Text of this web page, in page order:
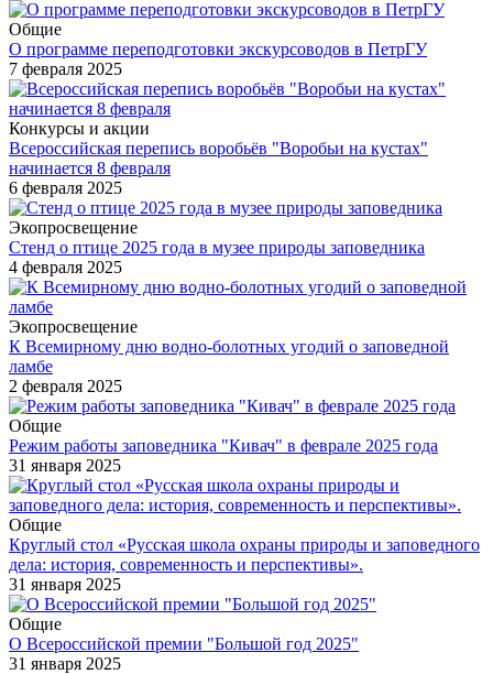
Общие
О программе переподготовки экскурсоводов в ПетрГУ
7 февраля 2025
Конкурсы и акции
Всероссийская перепись воробьёв "Воробьи на кустах"
начинается 8 февраля
6 февраля 2025
Экопросвещение
Стенд о птице 2025 года в музее природы заповедника
4 февраля 2025
Экопросвещение
К Всемирному дню водно-болотных угодий о заповедной
ламбе
2 февраля 2025
Общие
Режим работы заповедника "Кивач" в феврале 2025 года
31 января 2025
Общие
Круглый стол «Русская школа охраны природы и заповедного
дела: история, современность и перспективы».
31 января 2025
Общие
О Всероссийской премии "Большой год 2025"
31 января 2025